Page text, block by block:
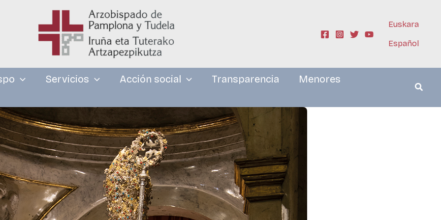
Euskara
Español
Servicios Acción social Transparencia
Menores